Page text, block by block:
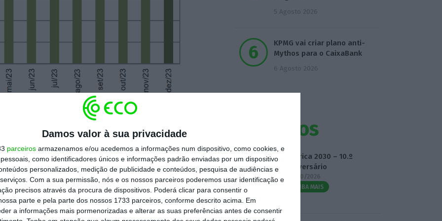
Damos valor à sua privacidade
parceiros armazenamos e/ou acedemos a informações num dispositivo, como cookies, e
como identificadores únicos e informações padrão enviadas por um dispositivo
personalizados, medição de publicidade e conteúdos, pesquisa de audiências e
Com a sua permissão, nós e os nossos parceiros poderemos usar identificação e
precisos através da procura de dispositivos. Poderá clicar para consentir o
parte e pela parte dos nossos 1733 parceiros, conforme descrito acima. Em
a informações mais pormenorizadas e alterar as suas preferências antes de consentir
mostram, contudo, que nem todas as
da mesma forma. Em termos
de 9,6% do desemprego em dezembro,
24%
. Já em cadeia, todas as regiões do
Algarve em destaque (+18,4%) –, mas
caiu 0,6% .
5 Agosto 2026
KPMG vai criar plano anti-
Mythos para o CaixaBank
6 Agosto 2026
Eventos
Fábrica 2030 – 10.º
Aniversário
14/10/2026
SAIBA MAIS